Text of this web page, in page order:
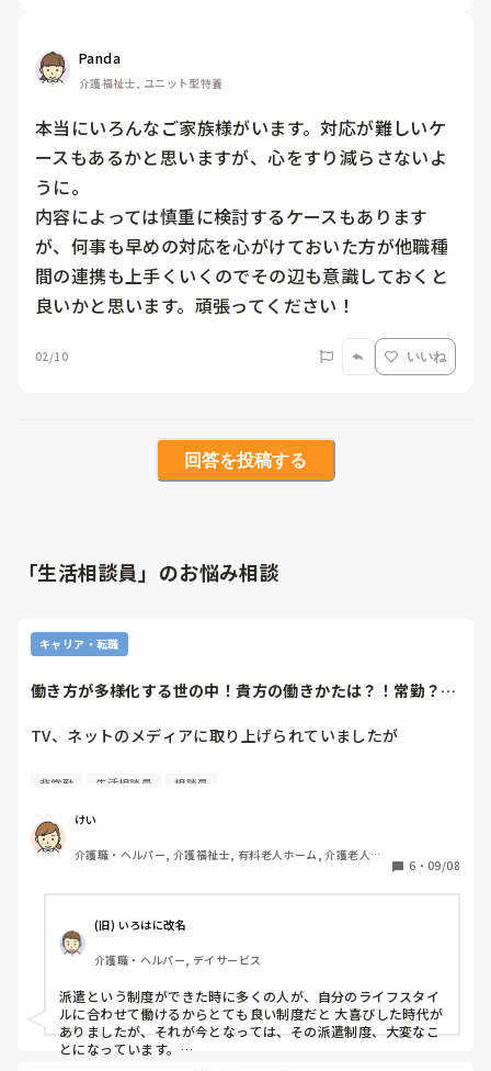
Panda
介護福祉士, ユニット型特養
本当にいろんなご家族様がいます。対応が難しいケ
ースもあるかと思いますが、心をすり減らさないよ
うに。
内容によっては慎重に検討するケースもあります
が、何事も早めの対応を心がけておいた方が他職種
間の連携も上手くいくのでその辺も意識しておくと
良いかと思います。頑張ってください！
02/10 いいね
回答を投稿する
「生活相談員」のお悩み相談
キャリア・転職
働き方が多様化する世の中！貴方の働きかたは？！常勤？非
TV、ネットのメディアに取り上げられていましたが
Z世代の若者「常勤で働きたくない」「役職に就きたくな
がありました。
働き方が多様化して時代の変化を感じます。周りの職員もそ
ちなみに自分はZ世代ではないですが、常勤の仕事は辞めま
した。理由は非常勤でも希望している職種につけるから（生
活相談員、CM）現在相談員の現職です。
又、現場に出たいと思ったら、カイテクやUケアのツールが
あるので、上手く活用して短時間働いています。
非常勤 生活相談員 相談員
けい
介護職・ヘルパー, 介護福祉士, 有料老人ホーム, 介護老人保
6 ・ 09/08
(旧) いろはに改名
介護職・ヘルパー, デイサービス
派遣という制度ができた時に多くの人が、自分のライフスタイ
ルに合わせて働けるからとても良い制度だと 大喜びした時代が
ありましたが、それが今となっては、その派遣制度、大変なこ
とになっています。